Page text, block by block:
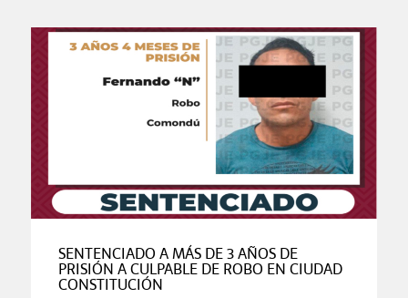
SENTENCIADO A MÁS DE 3 AÑOS DE
PRISIÓN A CULPABLE DE ROBO EN CIUDAD
CONSTITUCIÓN